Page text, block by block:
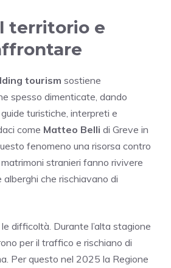
territorio e
tourism sostiene
spesso dimenticate, dando
turistiche, interpreti e
come Matteo Belli di Greve in
fenomeno una risorsa contro
stranieri fanno rivivere
che rischiavano di
difficoltà. Durante l’alta stagione
per il traffico e rischiano di
Per questo nel 2025 la Regione